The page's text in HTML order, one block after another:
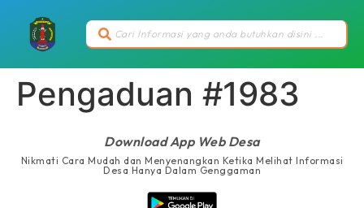
Pengaduan #1983
Download App Web Desa
Nikmati Cara Mudah dan Menyenangkan Ketika Melihat Informasi
Desa Hanya Dalam Genggaman